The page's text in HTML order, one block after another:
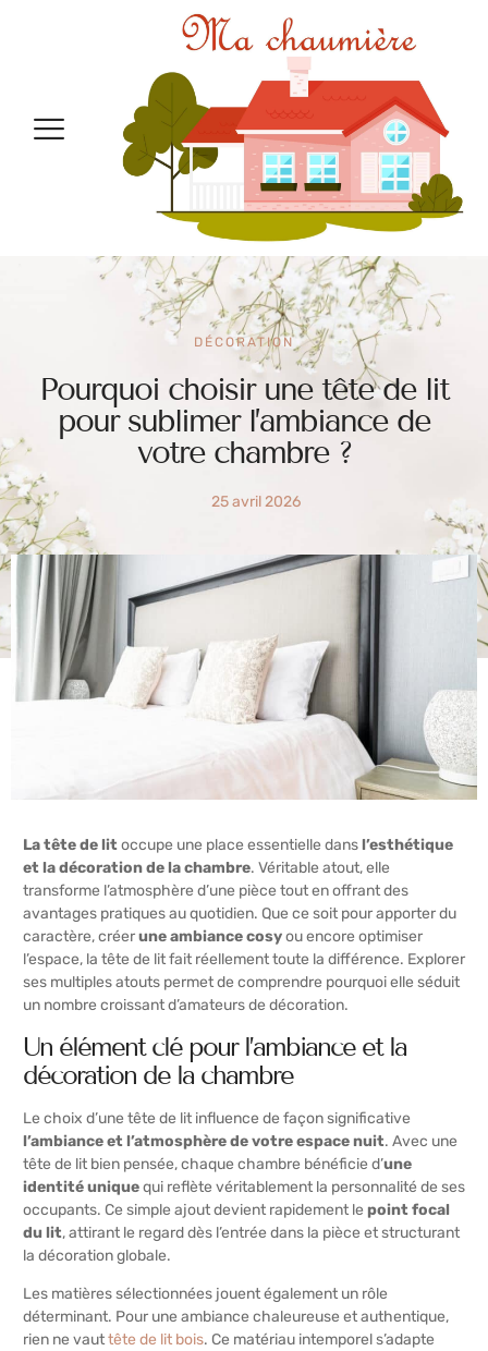
DÉCORATION
Pourquoi choisir une tête de lit
pour sublimer l’ambiance de
votre chambre ?
25 avril 2026
La tête de litoccupe une place essentielle dansl’esthétique
et la décoration de la chambre. Véritable atout, elle
transforme l’atmosphère d’une pièce tout en offrant des
avantages pratiques au quotidien. Que ce soit pour apporter du
caractère, créerune ambiance cosyou encore optimiser
l’espace, la tête de lit fait réellement toute la différence. Explorer
ses multiples atouts permet de comprendre pourquoi elle séduit
un nombre croissant d’amateurs de décoration.
Un élément clé pour l’ambiance et la
décoration de la chambre
Le choix d’une tête de lit influence de façon significative
l’ambiance et l’atmosphère de votre espace nuit. Avec une
tête de lit bien pensée, chaque chambre bénéficie d’une
identité uniquequi reflète véritablement la personnalité de ses
occupants. Ce simple ajout devient rapidement le point focal
du lit, attirant le regard dès l’entrée dans la pièce et structurant
la décoration globale.
Les matières sélectionnées jouent également un rôle
déterminant. Pour une ambiance chaleureuse et authentique,
rien ne vauttête de lit bois. Ce matériau intemporel s’adapte